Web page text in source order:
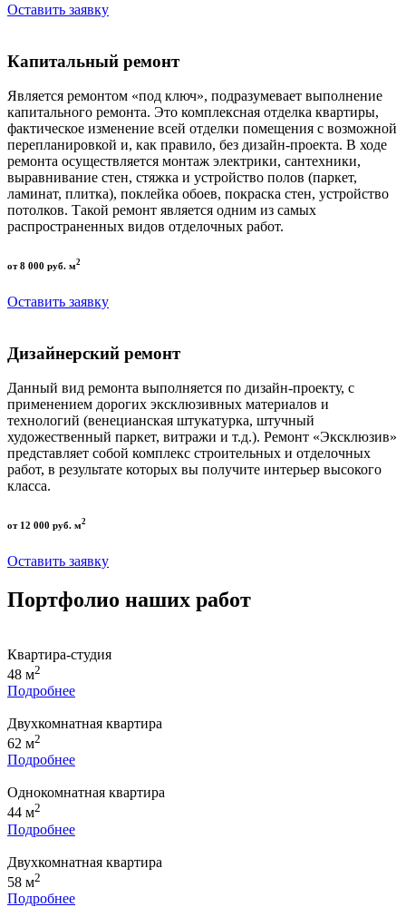
Оставить заявку
Капитальный ремонт
Является ремонтом «под ключ», подразумевает выполнение
капитального ремонта. Это комплексная отделка квартиры,
фактическое изменение всей отделки помещения с возможной
перепланировкой и, как правило, без дизайн-проекта. В ходе
ремонта осуществляется монтаж электрики, сантехники,
выравнивание стен, стяжка и устройство полов (паркет,
ламинат, плитка), поклейка обоев, покраска стен, устройство
потолков. Такой ремонт является одним из самых
распространенных видов отделочных работ.
от 8 000 руб. м2
Оставить заявку
Дизайнерский ремонт
Данный вид ремонта выполняется по дизайн-проекту, с
применением дорогих эксклюзивных материалов и
технологий (венецианская штукатурка, штучный
художественный паркет, витражи и т.д.). Ремонт «Эксклюзив»
представляет собой комплекс строительных и отделочных
работ, в результате которых вы получите интерьер высокого
класса.
от 12 000 руб. м2
Оставить заявку
Портфолио наших работ
Квартира-студия
48 м2
Подробнее
Двухкомнатная квартира
62 м2
Подробнее
Однокомнатная квартира
44 м2
Подробнее
Двухкомнатная квартира
58 м2
Подробнее